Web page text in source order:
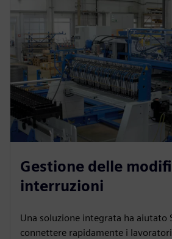
Gestione delle
interruzioni
Una soluzione integrata ha aiutato
connettere rapidamente i